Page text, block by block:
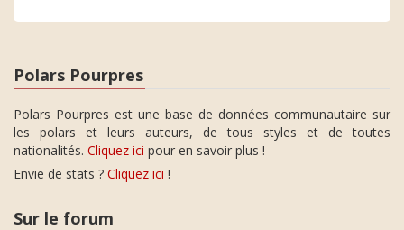
Polars Pourpres
Polars Pourpres est une base de données communautaire sur
les polars et leurs auteurs, de tous styles et de toutes
nationalités. Cliquez ici pour en savoir plus !
Envie de stats ? Cliquez ici !
Sur le forum